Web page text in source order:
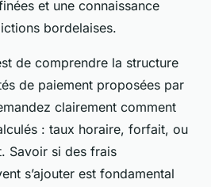
et une connaissance
bordelaises.
de comprendre la structure
de paiement proposées par
clairement comment
: taux horaire, forfait, ou
Savoir si des frais
s’ajouter est fondamental